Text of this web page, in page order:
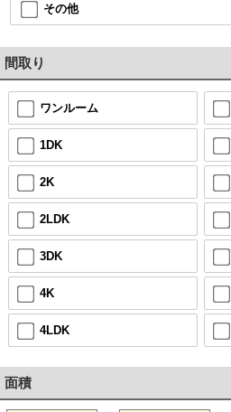
その他
間取り
ワンルーム
1DK
2K
2LDK
3DK
4K
4LDK
面積